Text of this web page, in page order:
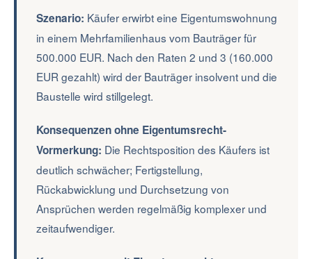
Szenario: Käufer erwirbt eine Eigentumswohnung
in einem Mehrfamilienhaus vom Bauträger für
500.000 EUR. Nach den Raten 2 und 3 (160.000
EUR gezahlt) wird der Bauträger insolvent und die
Baustelle wird stillgelegt.
Konsequenzen ohne Eigentumsrecht-
Vormerkung: Die Rechtsposition des Käufers ist
deutlich schwächer; Fertigstellung,
Rückabwicklung und Durchsetzung von
Ansprüchen werden regelmäßig komplexer und
zeitaufwendiger.